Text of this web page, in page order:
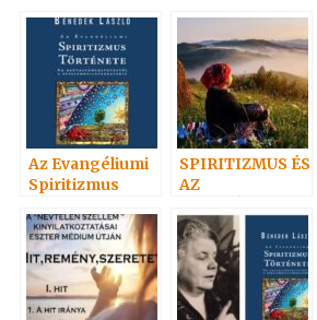
Spiritizmus
Hazája?
Az Evangéliumi
Spiritizmus
SPIRITIZMUS ÉS
AZ
SPIRITIZMUS